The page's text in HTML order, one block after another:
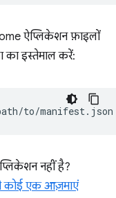
ऐप्लिकेशन फ़ाइलों
का इस्तेमाल करें:
नहीं है?
कोई एक आज़माएं